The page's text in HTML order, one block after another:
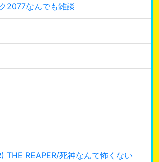
2077なんでも雑談
THE REAPER/死神なんて怖くない